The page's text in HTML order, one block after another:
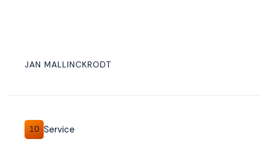
JAN MALLINCKRODT
10 Service